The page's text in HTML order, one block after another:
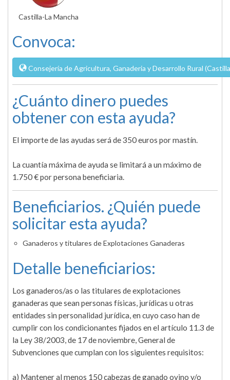
Castilla-La Mancha
Convoca:
Consejería de Agricultura, Ganaderia y Desarrollo Rural
¿Cuánto dinero puedes
obtener con esta ayuda?
El importe de las ayudas será de 350 euros por mastín.
La cuantía máxima de ayuda se limitará a un máximo de
1.750 € por persona beneficiaria.
Beneficiarios. ¿Quién puede
solicitar esta ayuda?
Ganaderos y titulares de Explotaciones Ganaderas
Detalle beneficiarios:
Los ganaderos/as o las titulares de explotaciones
ganaderas que sean personas físicas, jurídicas u otras
entidades sin personalidad jurídica, en cuyo caso han de
cumplir con los condicionantes fijados en el artículo 11.3 de
la Ley 38/2003, de 17 de noviembre, General de
Subvenciones que cumplan con los siguientes requisitos:
a) Mantener al menos 150 cabezas de ganado ovino y/o